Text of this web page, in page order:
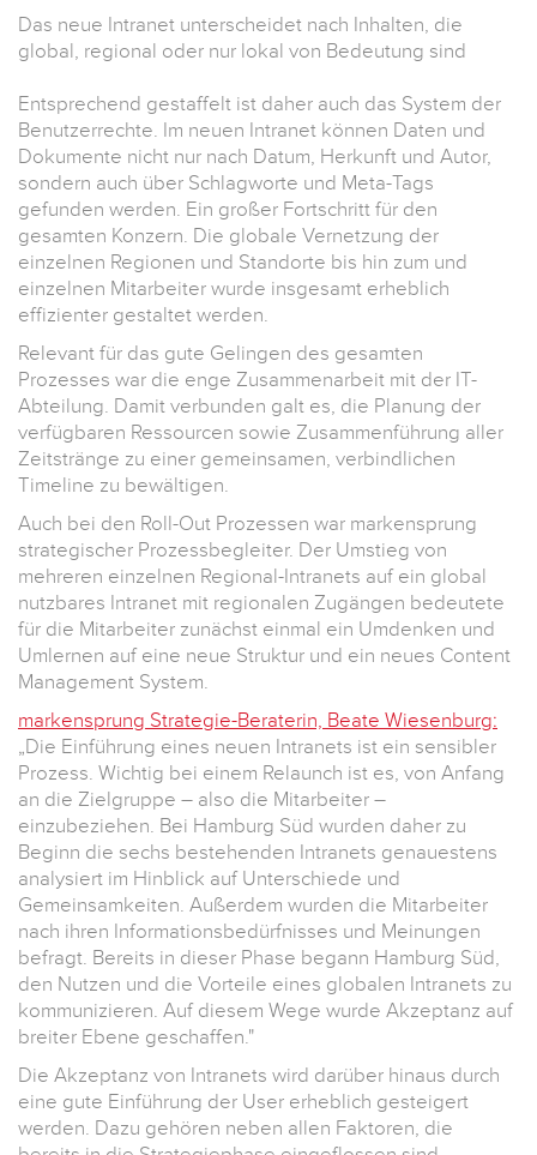
Das neue Intranet unterscheidet nach Inhalten, die
global, regional oder nur lokal von Bedeutung sind
Entsprechend gestaffelt ist daher auch das System der
Benutzerrechte. Im neuen Intranet können Daten und
Dokumente nicht nur nach Datum, Herkunft und Autor,
sondern auch über Schlagworte und Meta-Tags
gefunden werden. Ein großer Fortschritt für den
gesamten Konzern. Die globale Vernetzung der
einzelnen Regionen und Standorte bis hin zum und
einzelnen Mitarbeiter wurde insgesamt erheblich
effizienter gestaltet werden.
Relevant für das gute Gelingen des gesamten
Prozesses war die enge Zusammenarbeit mit der IT-
Abteilung. Damit verbunden galt es, die Planung der
verfügbaren Ressourcen sowie Zusammenführung aller
Zeitstränge zu einer gemeinsamen, verbindlichen
Timeline zu bewältigen.
Auch bei den Roll-Out Prozessen war markensprung
strategischer Prozessbegleiter. Der Umstieg von
mehreren einzelnen Regional-Intranets auf ein global
nutzbares Intranet mit regionalen Zugängen bedeutete
für die Mitarbeiter zunächst einmal ein Umdenken und
Umlernen auf eine neue Struktur und ein neues Content
Management System.
markensprung Strategie-Beraterin, Beate Wiesenburg:
„Die Einführung eines neuen Intranets ist ein sensibler
Prozess. Wichtig bei einem Relaunch ist es, von Anfang
an die Zielgruppe – also die Mitarbeiter –
einzubeziehen. Bei Hamburg Süd wurden daher zu
Beginn die sechs bestehenden Intranets genauestens
analysiert im Hinblick auf Unterschiede und
Gemeinsamkeiten. Außerdem wurden die Mitarbeiter
nach ihren Informationsbedürfnisses und Meinungen
befragt. Bereits in dieser Phase begann Hamburg Süd,
den Nutzen und die Vorteile eines globalen Intranets zu
kommunizieren. Auf diesem Wege wurde Akzeptanz auf
breiter Ebene geschaffen."
Die Akzeptanz von Intranets wird darüber hinaus durch
eine gute Einführung der User erheblich gesteigert
werden. Dazu gehören neben allen Faktoren, die